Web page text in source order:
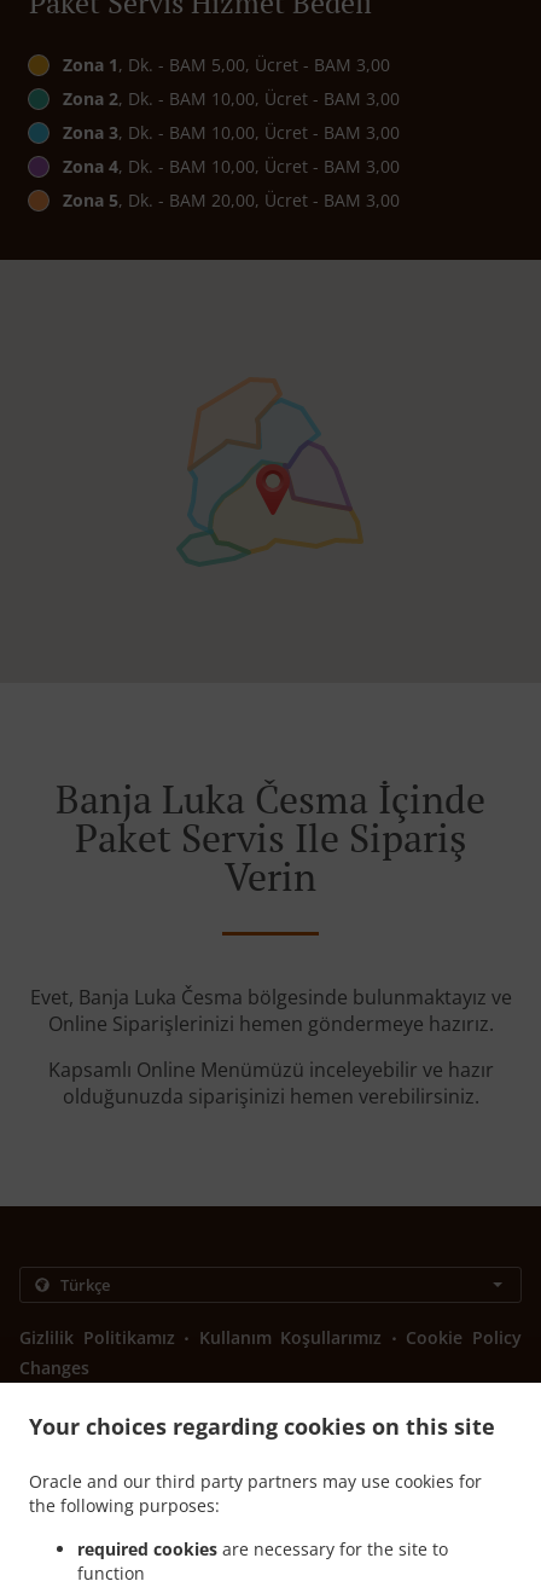
Your choices regarding cookies on this site
Oracle and our third party partners may use cookies for
the following purposes:
required cookies are necessary for the site to
function
Zona 1, Dk. - BAM 5,00, Ücret - BAM 3,00
Zona 2, Dk. - BAM 10,00, Ücret - BAM 3,00
Zona 3, Dk. - BAM 10,00, Ücret - BAM 3,00
Zona 4, Dk. - BAM 10,00, Ücret - BAM 3,00
Zona 5, Dk. - BAM 20,00, Ücret - BAM 3,00
Banja Luka Česma İçinde
Paket Servis Ile Sipariş
Verin
Evet, Banja Luka Česma bölgesinde bulunmaktayız ve
Online Siparişlerinizi hemen göndermeye hazırız.
Kapsamlı Online Menümüzü inceleyebilir ve hazır
olduğunuzda siparişinizi hemen verebilirsiniz.
Gizlilik Politikamız . Kullanım Koşullarımız . Cookie Policy
Changes
Bulevar vojvode Stepe Stepanovića 88, Banja Luka 78000,
+387 51 439-666
Links
Menü